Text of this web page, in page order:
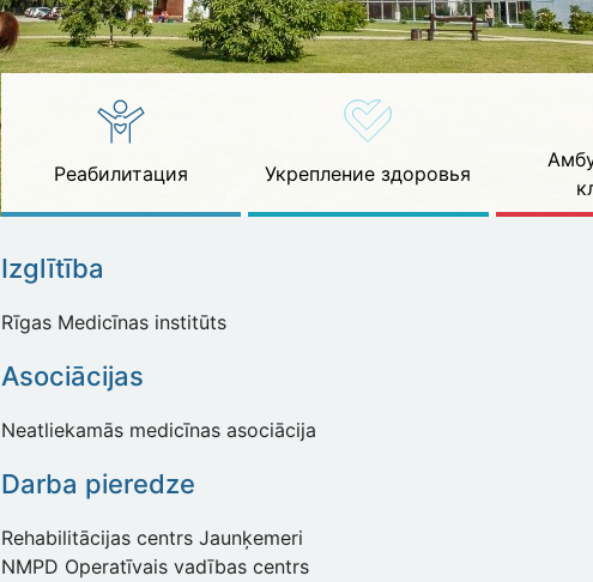
Реабилитация Укрепление здоровья
Izglītība
Rīgas Medicīnas institūts
Asociācijas
Neatliekamās medicīnas asociācija
Darba pieredze
Rehabilitācijas centrs Jaunķemeri
NMPD Operatīvais vadības centrs